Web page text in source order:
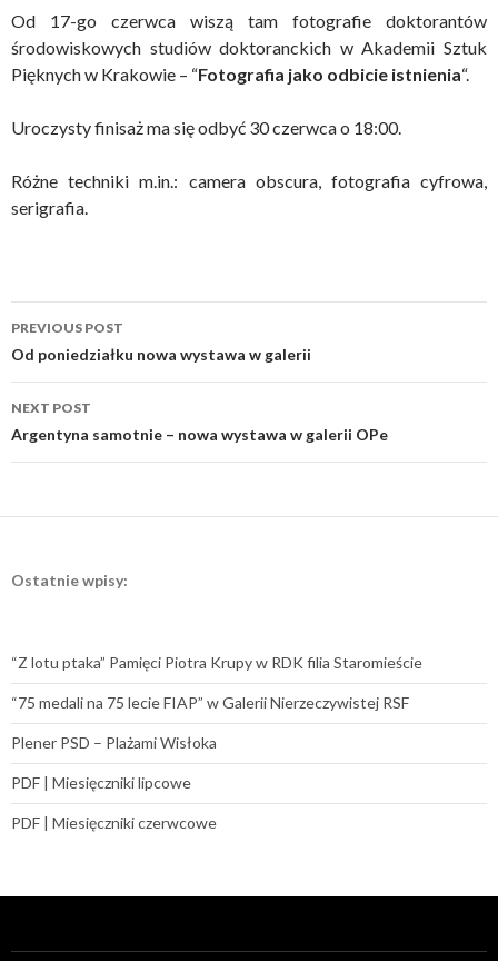
Od 17-go czerwca wiszą tam fotografie doktorantów
środowiskowych studiów doktoranckich w Akademii Sztuk
Pięknych w Krakowie – “Fotografia jako odbicie istnienia“.
Uroczysty finisaż ma się odbyć 30 czerwca o 18:00.
Różne techniki m.in.: camera obscura, fotografia cyfrowa,
serigrafia.
Post
navigation
PREVIOUS POST
Od poniedziałku nowa wystawa w galerii
NEXT POST
Argentyna samotnie – nowa wystawa w galerii OPe
Ostatnie wpisy:
“Z lotu ptaka” Pamięci Piotra Krupy w RDK filia Staromieście
“75 medali na 75 lecie FIAP” w Galerii Nierzeczywistej RSF
Plener PSD – Plażami Wisłoka
PDF | Miesięczniki lipcowe
PDF | Miesięczniki czerwcowe